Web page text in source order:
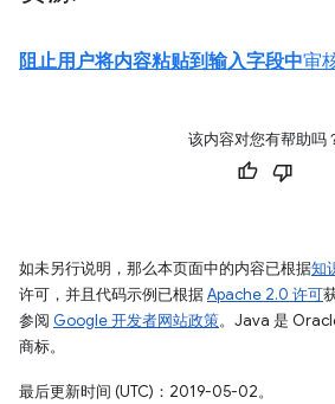
阻止用户将内容粘贴到输入字段中审
该内容对您有帮助吗
如未另行说明，那么本页面中的内容已根据知
许可，并且代码示例已根据Apache 2.0 许可
参阅 Google 开发者网站政策。Java 是
商标。
最后更新时间 (UTC)：2019-05-02。